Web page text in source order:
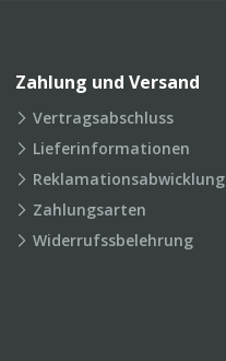
Zahlung und Versand
Vertragsabschluss
Lieferinformationen
Reklamationsabwicklung
Zahlungsarten
Widerrufssbelehrung